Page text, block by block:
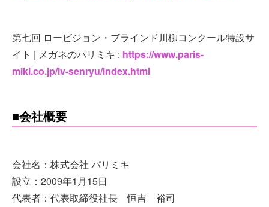
第七回 ロービジョン・ブラインド川柳コンクール特設サ
イト | メガネのパリミキ : https://www.paris-
miki.co.jp/lv-senryu/index.html
■会社概要
会社名：株式会社 パリミキ
設立：2009年1月15日
代表者：代表取締役社長 恒吉 裕司